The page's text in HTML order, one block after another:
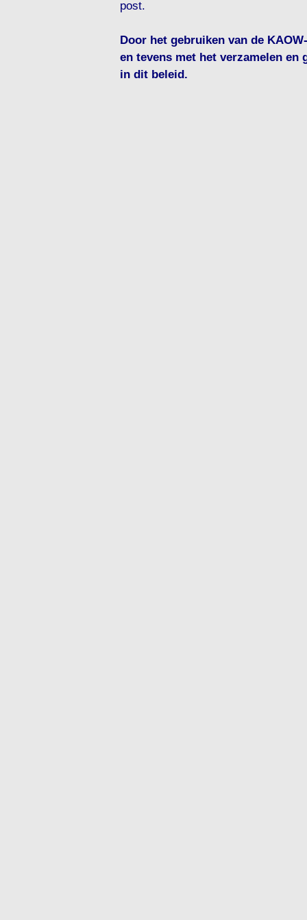
post.
Door het gebruiken van de
en tevens met het verzamelen en
in dit beleid.